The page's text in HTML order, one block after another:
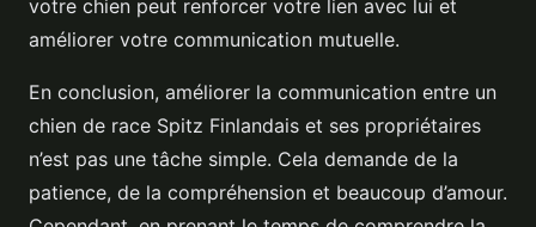
votre chien peut renforcer votre lien avec lui et
améliorer votre communication mutuelle.
En conclusion, améliorer la communication entre un
chien de race Spitz Finlandais et ses propriétaires
n’est pas une tâche simple. Cela demande de la
patience, de la compréhension et beaucoup d’amour.